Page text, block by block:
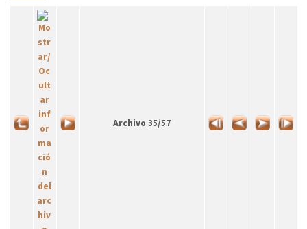
Archivo 35/57